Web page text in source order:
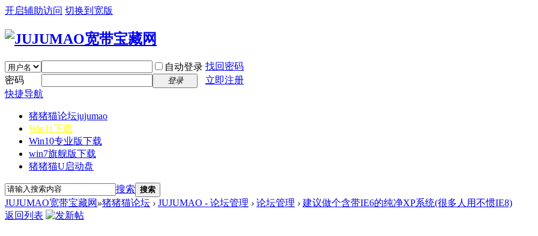
开启辅助访问 切换到宽版
自动登录 找回密码
密码
登录
立即注册
快捷导航
猪猪猫论坛jujumao
Win11下载
Win10专业版下载
win7旗舰版下载
猪猪猫U启动盘
搜索 搜索
JUJUMAO宽带宝藏网 »猪猪猫论坛 › JUJUMAO - 论坛管理 › 论坛管理 › 建议做个含带IE6的纯净XP系统(很多人用不惯IE8)
返回列表